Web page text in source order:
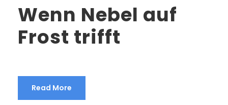
Wenn Nebel auf
Frost trifft
Read More